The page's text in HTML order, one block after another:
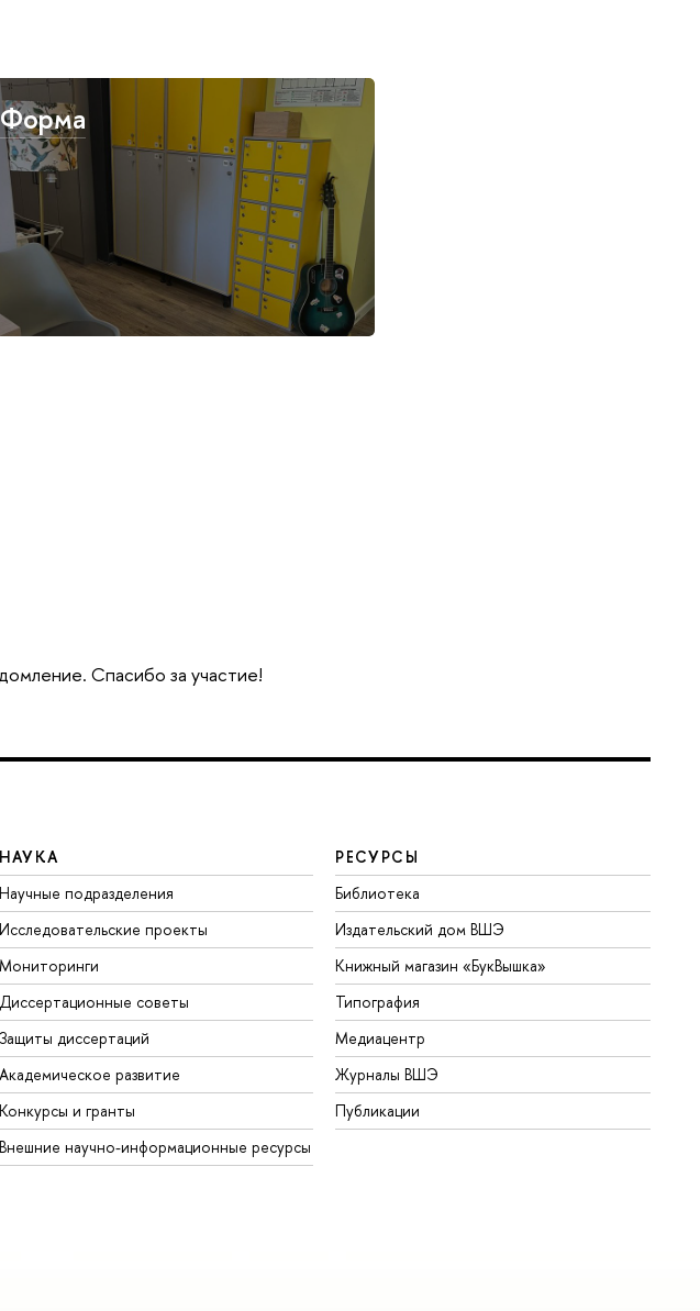
Форма
Спасибо за участие!
НАУКА
Научные подразделения
Исследовательские проекты
Мониторинги
Диссертационные советы
Защиты диссертаций
Академическое развитие
Конкурсы и гранты
Внешние научно-информационные ресурсы
РЕСУРСЫ
Библиотека
Издательский дом ВШЭ
Книжный магазин «БукВышка»
Типография
Медиацентр
Журналы ВШЭ
Публикации